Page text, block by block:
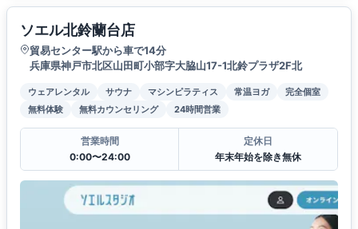
ソエル北鈴蘭台店
貿易センター駅から車で14分
兵庫県神戸市北区山田町小部字大脇山17-1北鈴プラザ2F北
ウェアレンタル サウナ マシンピラティス 常温ヨガ
完全個室
無料体験
無料カウンセリング 24時間営業
営業時間
0:00〜24:00
定休日
年末年始を除き無休